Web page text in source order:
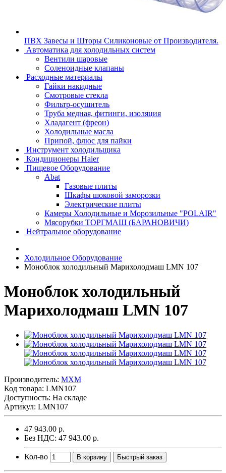
ПВХ Завесы и Шторы Силиконовые от Производителя.
Автоматика для холодильных систем
Вентили шаровые
Соленоидные клапаны
Расходные материалы
Гайки накидные
Смотровые стекла
Фильтр-осушитель
Труба медная, фитинги, изоляция
Хладагент (фреон)
Холодильные масла
Припой, флюс для пайки
Инструмент холодильщика
Кондиционеры Haier
Пищевое Оборудование
Abat
Газовые плиты
Шкафы шоковой заморозки
Электрические плиты
Камеры Холодильные и Морозильные "POLAIR"
Мясорубки ТОРГМАШ (БАРАНОВИЧИ)
Нейтральное оборудование
Холодильное Оборудование
Моноблок холодильный Марихолодмаш LMN 107
Моноблок холодильный
Марихолодмаш LMN 107
Производитель: MXM
Код товара: LMN107
Доступность: На складе
Артикул: LMN107
47 943.00 р.
Без НДС: 47 943.00 р.
Кол-во В корзину Быстрый заказ